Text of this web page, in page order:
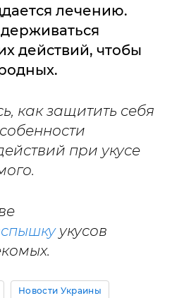
лечению.
действий, чтобы
как защитить себя
при укусе
укусов
Новости Украины